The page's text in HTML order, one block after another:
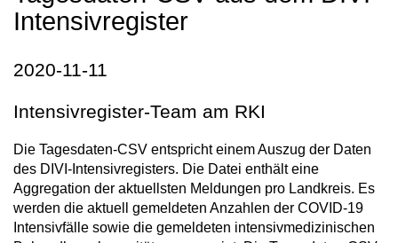
Intensivregister
2020-11-11
Intensivregister-Team am RKI
Die Tagesdaten-CSV entspricht einem Auszug der Daten
des DIVI-Intensivregisters. Die Datei enthält eine
Aggregation der aktuellsten Meldungen pro Landkreis. Es
werden die aktuell gemeldeten Anzahlen der COVID-19
Intensivfälle sowie die gemeldeten intensivmedizinischen